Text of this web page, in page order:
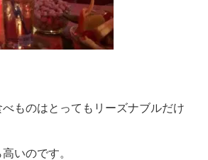
ものはとってもリーズナブルだけ
いのです。